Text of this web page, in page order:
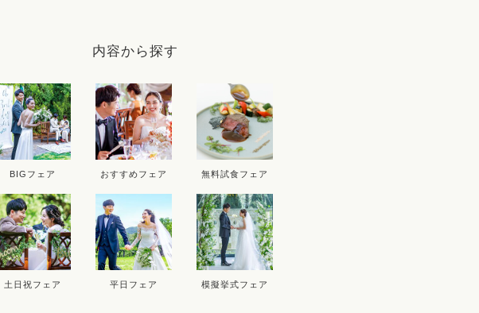
9
MON TUE WED THU FRI SAT
1 2 3 5
7 9 10 11 12
14 15 16 17 18 19
21 22 23 24 25
28 30
内容から探す
BIGフェア おすすめフェア 無料試食フェア
土日祝フェア 平日フェア 模擬挙式フェア